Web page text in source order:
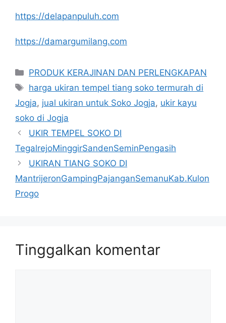
https://delapanpuluh.com
https://damargumilang.com
Kategori
PRODUK KERAJINAN DAN PERLENGKAPAN
Tag
harga ukiran tempel tiang soko termurah di
Jogja, jual ukiran untuk Soko Jogja, ukir kayu
soko di Jogja
UKIR TEMPEL SOKO DI
TegalrejoMinggirSandenSeminPengasih
UKIRAN TIANG SOKO DI
MantrijeronGampingPajanganSemanuKab.Kulon
Progo
Tinggalkan komentar